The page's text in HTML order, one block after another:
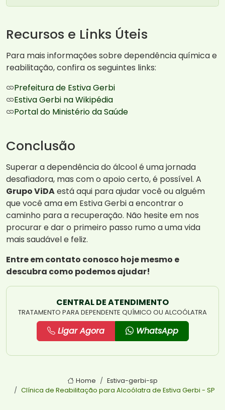
Recursos e Links Úteis
Para mais informações sobre dependência química e
reabilitação, confira os seguintes links:
Prefeitura de Estiva Gerbi
Estiva Gerbi na Wikipédia
Portal do Ministério da Saúde
Conclusão
Superar a dependência do álcool é uma jornada
desafiadora, mas com o apoio certo, é possível. A
Grupo ViDAestá aqui para ajudar você ou alguém
que você ama em Estiva Gerbi a encontrar o
caminho para a recuperação. Não hesite em nos
procurar e dar o primeiro passo rumo a uma vida
mais saudável e feliz.
Entre em contato conosco hoje mesmo e
descubra como podemos ajudar!
CENTRAL DE ATENDIMENTO
TRATAMENTO PARA DEPENDENTE QUÍMICO OU ALCOÓLATRA
Ligar Agora WhatsApp
Home
Estiva-gerbi-sp
Clínica de Reabilitação para Alcoólatra de Estiva Gerbi - SP